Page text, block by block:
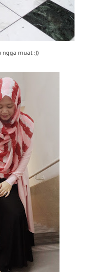
ngga muat :))